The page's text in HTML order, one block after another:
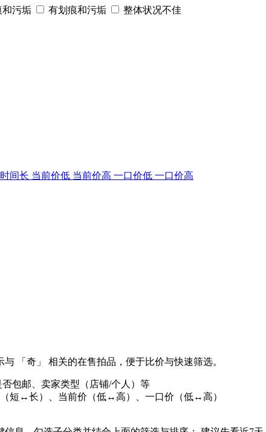
和污垢 有划痕和污垢 整体状况不佳
间长 当前价低 当前价高 一口价低 一口价高
「奇」 相关的在售拍品，便于比价与快速筛选。
包邮、卖家类型（店铺/个人）等
短↔长）、当前价（低↔高）、一口价（低↔高）